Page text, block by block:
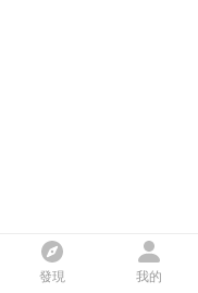
發現 我的